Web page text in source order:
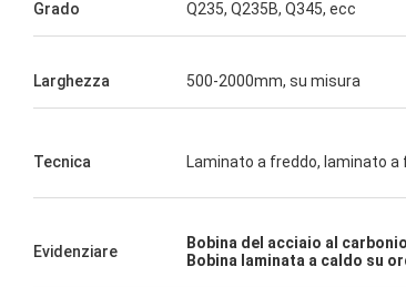
Grado Q235, Q235B, Q345, ecc
Larghezza 500-2000mm, su misura
Tecnica Laminato a freddo, laminato a
Evidenziare Bobina del acciaio al
Bobina laminata a caldo su